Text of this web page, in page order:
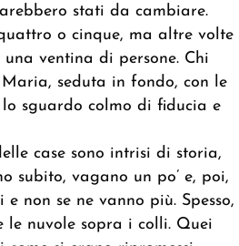
stati da cambiare.
o cinque, ma altre volte
ventina di persone. Chi
seduta in fondo, con le
sguardo colmo di fiducia e
case sono intrisi di storia,
subito, vagano un po’ e, poi,
non se ne vanno più. Spesso,
le nuvole sopra i colli. Quei